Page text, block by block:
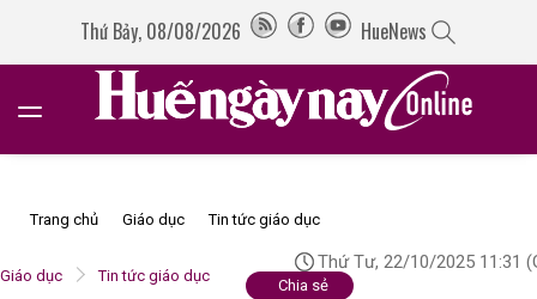
Thứ Bảy, 08/08/2026 HueNews
Trang chủ Giáo dục Tin tức giáo dục
Giáo dục Tin tức giáo dục
Thứ Tư, 22/10/2025 11:31
Chia sẻ